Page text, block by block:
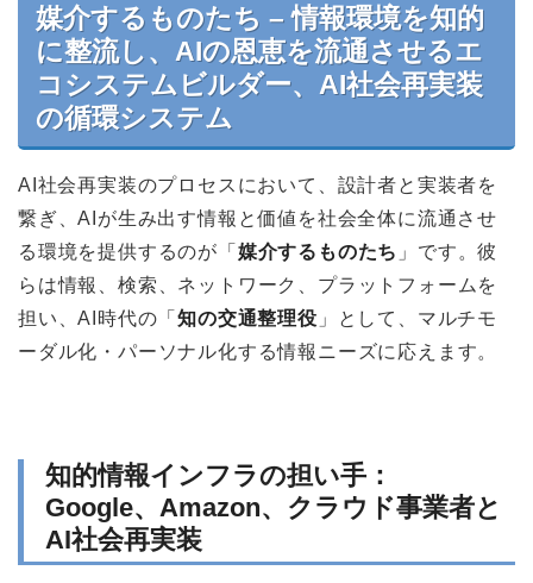
媒介するものたち – 情報環境を知的
に整流し、AIの恩恵を流通させるエ
コシステムビルダー、AI社会再実装
の循環システム
AI社会再実装のプロセスにおいて、設計者と実装者を
繋ぎ、AIが生み出す情報と価値を社会全体に流通させ
る環境を提供するのが「 媒介するものたち 」です。彼
らは情報、検索、ネットワーク、プラットフォームを
担い、AI時代の「知の交通整理役 」として、マルチモ
ーダル化・パーソナル化する情報ニーズに応えます。
知的情報インフラの担い手：
Google、Amazon、クラウド事業者と
AI社会再実装